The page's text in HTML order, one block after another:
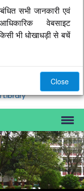
सभी जानकारी एवं
वेबसाइट
भी धोखाधड़ी से बचें
Close
Library